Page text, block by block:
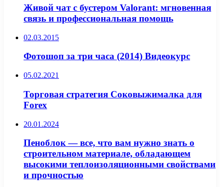
Живой чат с бустером Valorant: мгновенная
связь и профессиональная помощь
02.03.2015
Фотошоп за три часа (2014) Видеокурс
05.02.2021
Торговая стратегия Соковыжималка для
Forex
20.01.2024
Пеноблок — все, что вам нужно знать о
строительном материале, обладающем
высокими теплоизоляционными свойствами
и прочностью